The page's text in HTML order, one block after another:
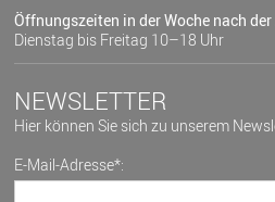
Öffnungszeiten in der Woche nach
Dienstag bis Freitag 10–18 Uhr
NEWSLETTER
Hier können Sie sich zu unserem
E-Mail-Adresse*: